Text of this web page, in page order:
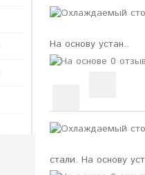
На основу устан..
стали. На основу